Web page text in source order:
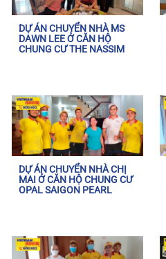
DỰ ÁN CHUYỂN NHÀ MS
DAWN LEE Ở CĂN HỘ
CHUNG CƯ THE NASSIM
DỰ ÁN CHUYỂN NHÀ CHỊ
MAI Ở CĂN HỘ CHUNG CƯ
OPAL SAIGON PEARL